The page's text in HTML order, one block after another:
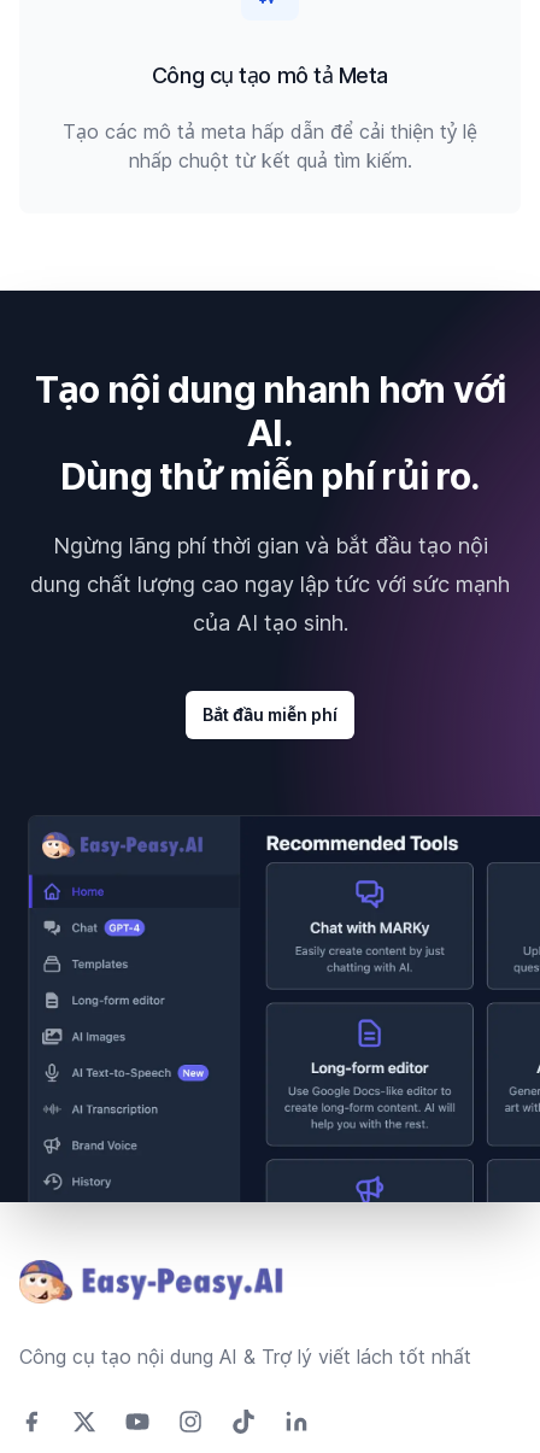
Công cụ tạo mô tả Meta
Tạo các mô tả meta hấp dẫn để cải thiện tỷ lệ
nhấp chuột từ kết quả tìm kiếm.
Tạo nội dung nhanh hơn với
AI.
Dùng thử miễn phí rủi ro.
Ngừng lãng phí thời gian và bắt đầu tạo nội
dung chất lượng cao ngay lập tức với sức mạnh
của AI tạo sinh.
Bắt đầu miễn phí
Công cụ tạo nội dung AI & Trợ lý viết lách tốt nhất